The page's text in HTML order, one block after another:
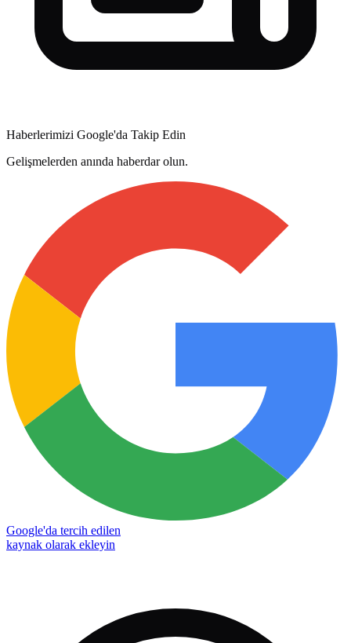
Haberlerimizi Google'da Takip Edin
Gelişmelerden anında haberdar olun.
Google'da tercih edilen
kaynak olarak ekleyin